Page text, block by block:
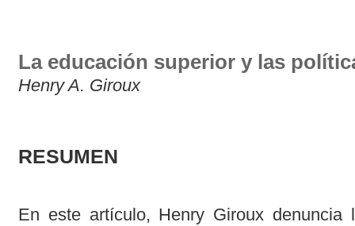
La educación superior y las
Henry A. Giroux
RESUMEN
En este artículo, Henry Giroux denuncia